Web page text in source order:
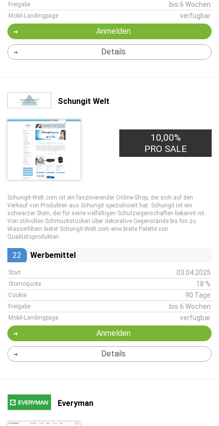
Freigabe bis 6 Wochen
Mobil-Landingpage verfügbar
Anmelden
Details
Schungit Welt
10,00%
PRO SALE
Schungit-Welt.com ist ein faszinierender Online-Shop, der sich auf den
Verkauf von Produkten aus Schungit spezialisiert hat. Schungit ist ein
schwarzer Stein, der für seine vielfältigen Schutzeigenschaften bekannt ist.
Von stilvollen Schmuckstücken über dekorative Gegenstände bis hin zu
Wasserfiltern bietet Schungit-Welt.com eine breite Palette von
Qualitätsprodukten.
22 Werbemittel
Start 03.04.2025
Stornoquote 18 %
Cookie 90 Tage
Freigabe bis 6 Wochen
Mobil-Landingpage verfügbar
Anmelden
Details
Everyman